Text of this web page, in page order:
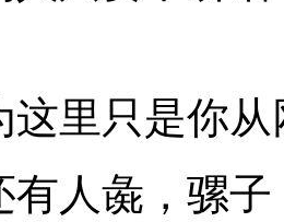
只是你从
彘，骡子